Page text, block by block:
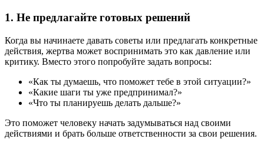
1. Не предлагайте готовых решений
Когда вы начинаете давать советы или предлагать конкретные
действия, жертва может воспринимать это как давление или
критику. Вместо этого попробуйте задать вопросы:
«Как ты думаешь, что поможет тебе в этой ситуации?»
«Какие шаги ты уже предпринимал?»
«Что ты планируешь делать дальше?»
Это поможет человеку начать задумываться над своими
действиями и брать больше ответственности за свои решения.